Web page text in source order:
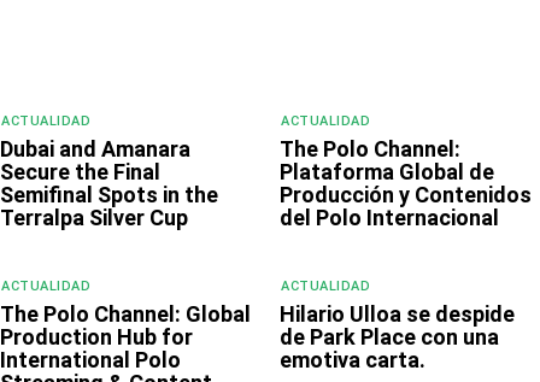
ACTUALIDAD
Dubai and Amanara
Secure the Final
Semifinal Spots in the
Terralpa Silver Cup
ACTUALIDAD
The Polo Channel:
Plataforma Global de
Producción y Contenidos
del Polo Internacional
ACTUALIDAD
The Polo Channel: Global
Production Hub for
International Polo
ACTUALIDAD
Hilario Ulloa se despide
de Park Place con una
emotiva carta.